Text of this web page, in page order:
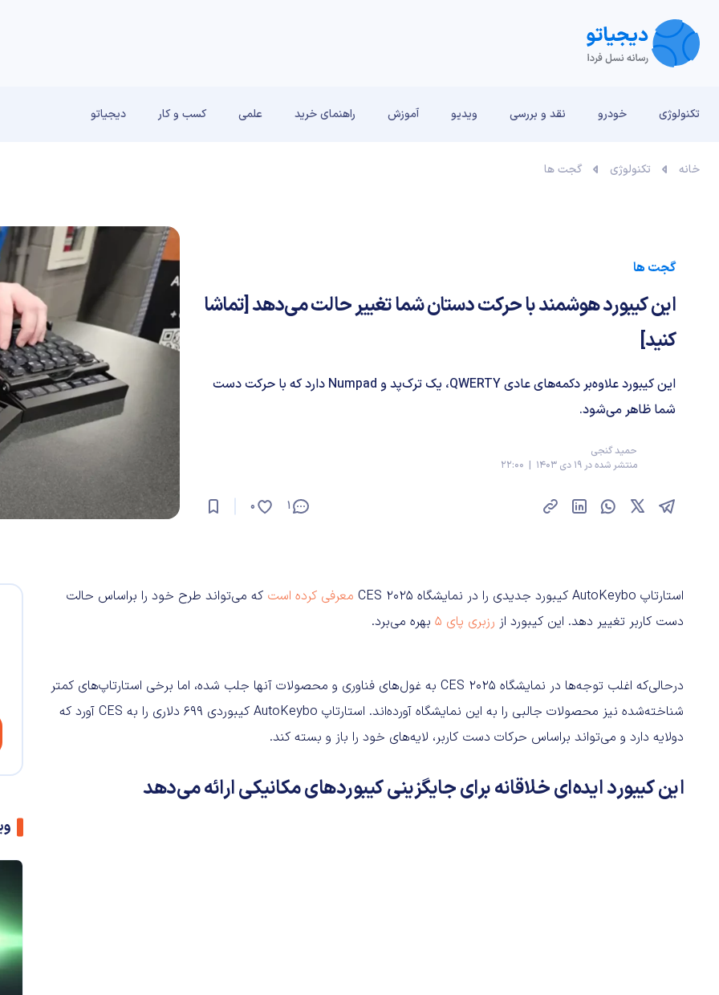
تکنولوژی خودرو نقد و بررسی‌ ویدیو آموزش راهنمای خرید علمی کسب و کار دیجیاتو
خانه تکنولوژی گجت ها
گجت ها
این کیبورد هوشمند با حرکت دستان شما تغییر حالت می‌دهد [تماشا
کنید]
این کیبورد علاوه‌بر دکمه‌های عادی QWERTY، یک ترک‌پد و Numpad دارد که با حرکت دست
شما ظاهر می‌شود.
حمید گنجی
منتشر شده در 19 دی 1403 | 22:00
1
0
استارتاپ AutoKeybo کیبورد جدیدی را در نمایشگاه CES 2025 معرفی کرده است که می‌تواند طرح خود را براساس حالت
دست کاربر تغییر دهد. این کیبورد از رزبری پای ۵ بهره می‌برد.
درحالی‌که اغلب توجه‌ها در نمایشگاه CES 2025 به غول‌های فناوری و محصولات آنها جلب شده، اما برخی استارتاپ‌های کمتر
شناخته‌شده نیز محصولات جالبی را به این نمایشگاه آورده‌اند. استارتاپ AutoKeybo کیبوردی ۶۹۹ دلاری را به CES آورد که
دولایه دارد و می‌تواند براساس حرکات دست کاربر، لایه‌های خود را باز و بسته کند.
این کیبورد ایده‌ای خلاقانه برای جایگزینی کیبوردهای مکانیکی ارائه می‌دهد